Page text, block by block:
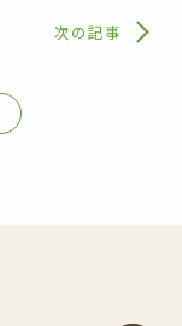
次の記事